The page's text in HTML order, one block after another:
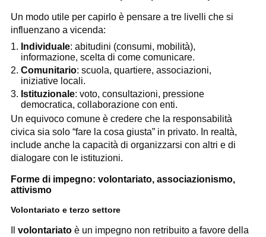
Un modo utile per capirlo è pensare a tre livelli che si
influenzano a vicenda:
Individuale: abitudini (consumi, mobilità),
informazione, scelta di come comunicare.
Comunitario: scuola, quartiere, associazioni,
iniziative locali.
Istituzionale: voto, consultazioni, pressione
democratica, collaborazione con enti.
Un equivoco comune è credere che la responsabilità
civica sia solo “fare la cosa giusta” in privato. In realtà,
include anche la capacità di organizzarsi con altri e di
dialogare con le istituzioni.
Forme di impegno: volontariato, associazionismo,
attivismo
Volontariato e terzo settore
volontariatoè un impegno non retribuito a favore della